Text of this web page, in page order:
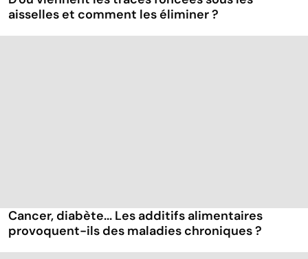
aisselles et comment les éliminer ?
Cancer, diabète... Les additifs alimentaires
provoquent-ils des maladies chroniques ?